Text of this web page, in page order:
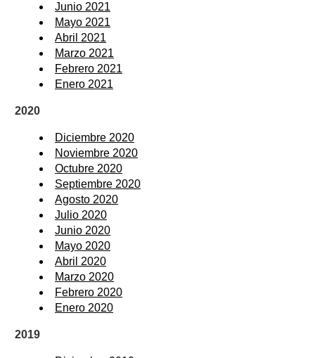
Junio 2021
Mayo 2021
Abril 2021
Marzo 2021
Febrero 2021
Enero 2021
2020
Diciembre 2020
Noviembre 2020
Octubre 2020
Septiembre 2020
Agosto 2020
Julio 2020
Junio 2020
Mayo 2020
Abril 2020
Marzo 2020
Febrero 2020
Enero 2020
2019